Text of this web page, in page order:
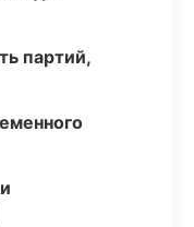
партий,